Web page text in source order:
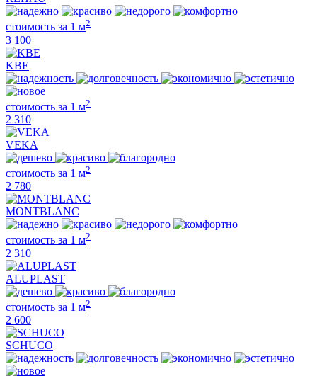
стоимость за 1 м2
3 100
KBE
стоимость за 1 м2
2 310
VEKA
стоимость за 1 м2
2 780
MONTBLANC
стоимость за 1 м2
2 310
ALUPLAST
стоимость за 1 м2
2 600
SCHUCO